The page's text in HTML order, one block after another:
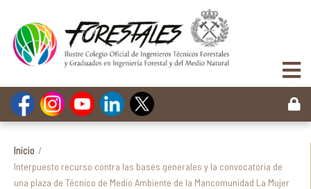
Inicio /
Interpuesto recurso contra las bases generales y la convocatoria de
una plaza de Técnico de Medio Ambiente de la Mancomunidad La Mujer